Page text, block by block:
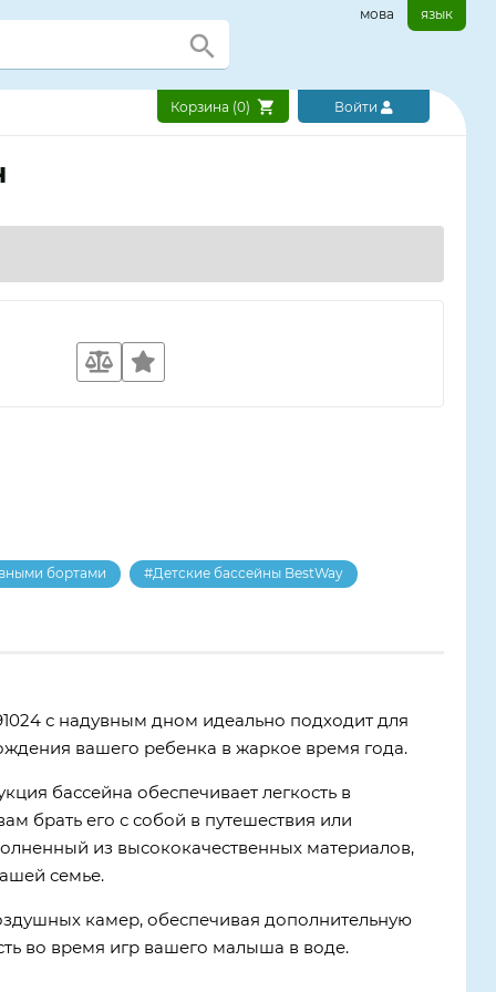
мова язык
Корзина (0) Войти
бортами #Детские бассейны BestWay
с надувным дном идеально подходит для
вашего ребенка в жаркое время года.
бассейна обеспечивает легкость в
брать его с собой в путешествия или
из высококачественных материалов,
семье.
камер, обеспечивая дополнительную
во время игр вашего малыша в воде.